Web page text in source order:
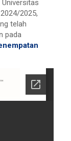
2025,
telah
pada